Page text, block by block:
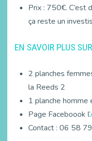
Prix : 750€. C’est
ça reste un
EN SAVOIR PLUS
2 planches
la Reeds 2
1 planche homme
Page Faceboook l’
Contact : 06 58